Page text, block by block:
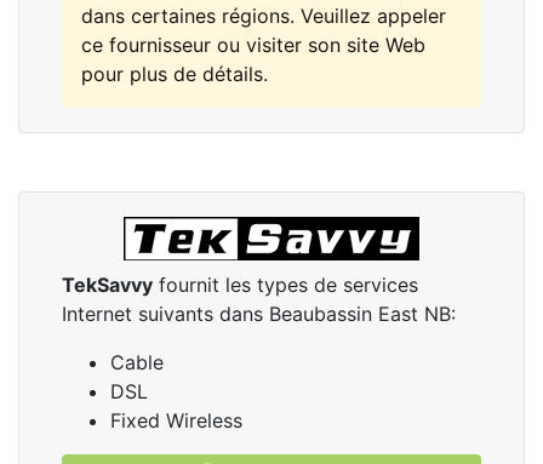
dans certaines régions. Veuillez appeler
ce fournisseur ou visiter son site Web
pour plus de détails.
TekSavvy fournit les types de services
Internet suivants dans Beaubassin East NB:
Cable
DSL
Fixed Wireless